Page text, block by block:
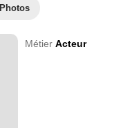
Photos
MétierActeur